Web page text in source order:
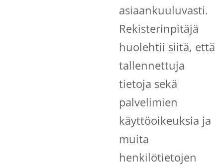
asiaankuuluvasti.
Rekisterinpitäjä
huolehtii siitä, että
tallennettuja
tietoja sekä
palvelimien
käyttöoikeuksia ja
muita
henkilötietojen